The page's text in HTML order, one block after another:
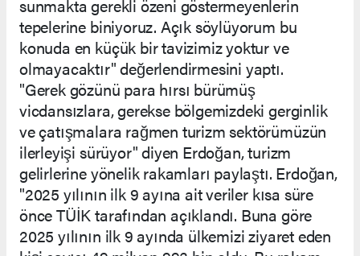
sunmakta gerekli özeni göstermeyenlerin
tepelerine biniyoruz. Açık söylüyorum bu
konuda en küçük bir tavizimiz yoktur ve
olmayacaktır" değerlendirmesini yaptı.
"Gerek gözünü para hırsı bürümüş
vicdansızlara, gerekse bölgemizdeki gerginlik
ve çatışmalara rağmen turizm sektörümüzün
ilerleyişi sürüyor" diyen Erdoğan, turizm
gelirlerine yönelik rakamları paylaştı. Erdoğan,
"2025 yılının ilk 9 ayına ait veriler kısa süre
önce TÜİK tarafından açıklandı. Buna göre
2025 yılının ilk 9 ayında ülkemizi ziyaret eden